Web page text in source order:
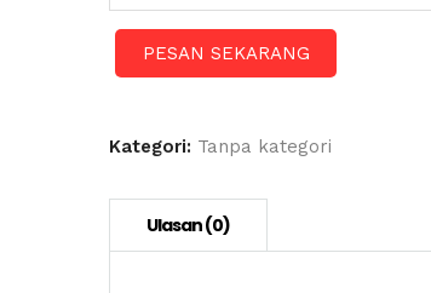
PESAN SEKARANG
Kategori: Tanpa kategori